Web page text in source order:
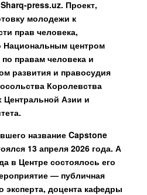
press.uz. Проект,
молодежи к
прав человека,
Национальным центром
правам человека и
развития и правосудия
Королевства
Центральной Азии и
название Capstone
13 апреля 2026 года. А
в Центре состоялось его
— публичная
эксперта, доцента кафедры